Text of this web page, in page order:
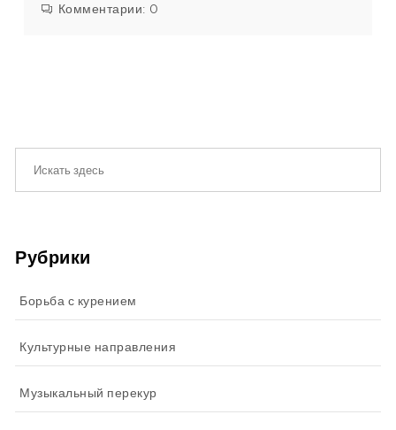
Комментарии: 0
Рубрики
Борьба с курением
Культурные направления
Музыкальный перекур